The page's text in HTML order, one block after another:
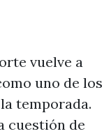
uno de los
temporada.
cuestión de